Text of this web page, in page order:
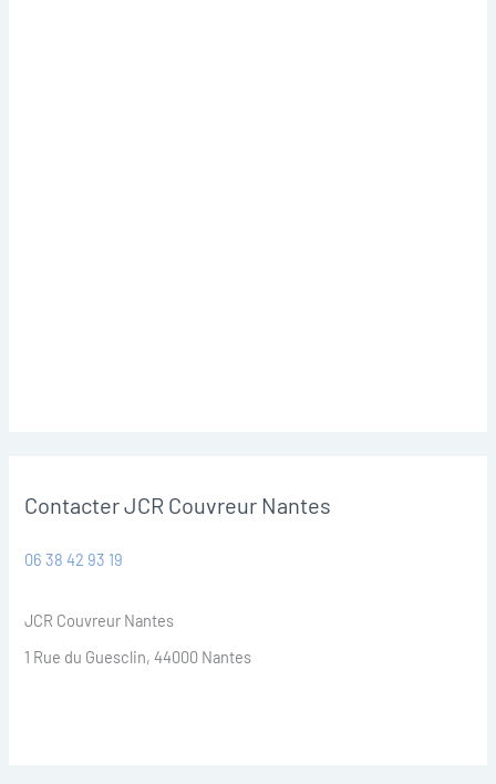
Contacter JCR Couvreur Nantes
06 38 42 93 19
JCR Couvreur Nantes
1 Rue du Guesclin, 44000 Nantes